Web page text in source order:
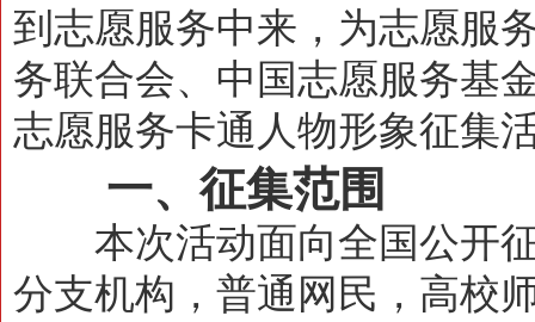
到志愿服务中来，为志愿服
务联合会、中国志愿服务基
志愿服务卡通人物形象征集
一、征集范围
本次活动面向全国公开征
分支机构，普通网民，高校